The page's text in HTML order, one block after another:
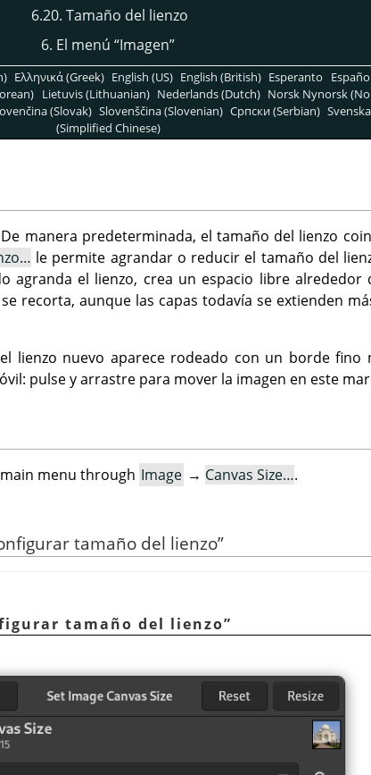
6.20. Tamaño del lienzo
6. El menú “Imagen”
Ελληνικά (Greek) English (US) English (British) Esperanto
Lietuvis (Lithuanian) Nederlands (Dutch) Norsk Nynorsk
(Slovak) Slovenščina (Slovenian) Српски (Serbian)
(Simplified Chinese)
manera predeterminada, el tamaño del lienzo
le permite agrandar o reducir el tamaño del
agranda el lienzo, crea un espacio libre alrededor
recorta, aunque las capas todavía se extienden
lienzo nuevo aparece rodeado con un borde fino
pulse y arrastre para mover la imagen en este
menu through Image → Canvas Size….
tamaño del lienzo”
tamaño del lienzo”